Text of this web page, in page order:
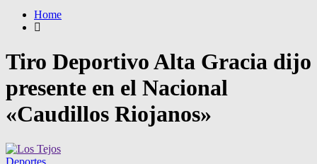
Home
Tiro Deportivo Alta Gracia dijo
presente en el Nacional
«Caudillos Riojanos»
Deportes